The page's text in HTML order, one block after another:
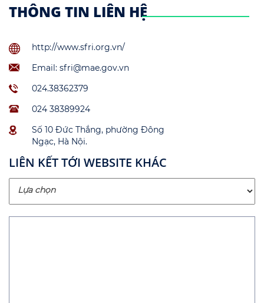
THÔNG TIN LIÊN HỆ
http://www.sfri.org.vn/
Email: sfri@mae.gov.vn
024.38362379
024 38389924
Số 10 Đức Thắng, phường Đông
Ngạc, Hà Nội.
LIÊN KẾT TỚI WEBSITE KHÁC